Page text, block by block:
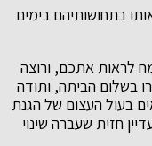
בתחושותיהם בימים
לראות אתכם, ורוצה
בשלום הביתה, ותודה
בעול העצום של הגנת
חזית שעברה שינוי